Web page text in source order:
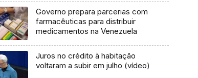
Governo prepara parcerias com
farmacêuticas para distribuir
medicamentos na Venezuela
Juros no crédito à habitação
voltaram a subir em julho (vídeo)